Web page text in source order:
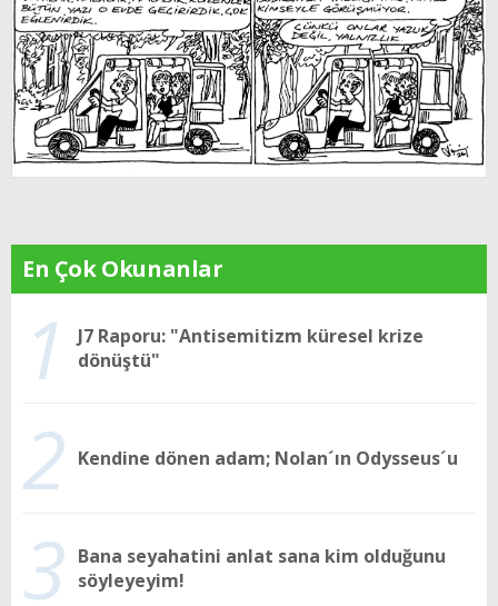
En Çok Okunanlar
1
J7 Raporu: "Antisemitizm küresel krize
dönüştü"
2 Kendine dönen adam; Nolan´ın Odysseus´u
3 Bana seyahatini anlat sana kim olduğunu
söyleyeyim!